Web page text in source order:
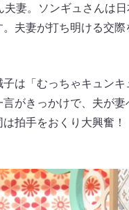
妻。ソンギュさんは
夫妻が打ち明ける交際
は「むっちゃキュンキ
がきっかけで、夫が
は拍手をおくり大興奮